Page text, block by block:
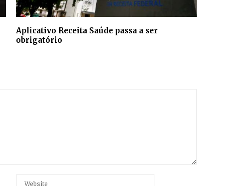
Aplicativo Receita Saúde passa a ser
obrigatório